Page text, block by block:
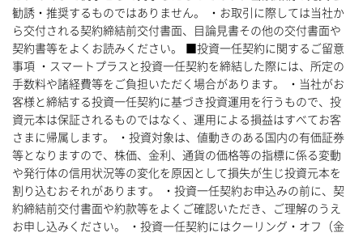
勧誘・推奨するものではありません。 ・お取引に際しては当社か
ら交付される契約締結前交付書面、目論見書その他の交付書面や
契約書等をよくお読みください。 ■投資一任契約に関するご留意
事項 ・スマートプラスと投資一任契約を締結した際には、所定の
手数料や諸経費等をご負担いただく場合があります。 ・当社がお
客様と締結する投資一任契約に基づき投資運用を行うもので、投
資元本は保証されるものではなく、運用による損益はすべてお客
さまに帰属します。 ・投資対象は、値動きのある国内の有価証券
等となりますので、株価、金利、通貨の価格等の指標に係る変動
や発行体の信用状況等の変化を原因として損失が生じ投資元本を
割り込むおそれがあります。 ・投資一任契約お申込みの前に、契
約締結前交付書面や約款等をよくご確認いただき、ご理解のうえ
お申し込みください。 ・投資一任契約にはクーリング・オフ（金